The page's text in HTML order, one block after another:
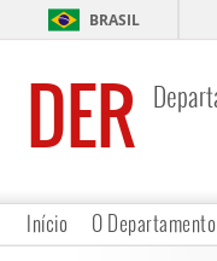
BRASIL
DER
Início O Departamento